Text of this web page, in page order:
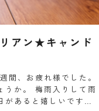
アン★キャンド
間、お疲れ様でした。
うか。 梅雨入りして雨
があると嬉しいです…